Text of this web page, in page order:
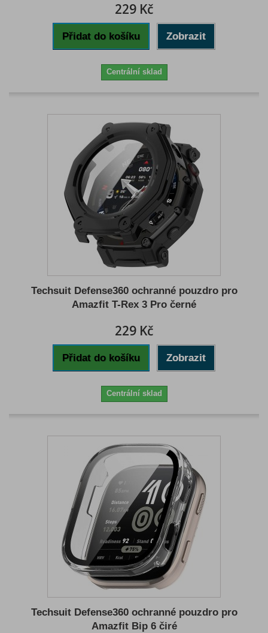
229 Kč
Přidat do košíku Zobrazit
Centrální sklad
Techsuit Defense360 ochranné pouzdro pro
Amazfit T-Rex 3 Pro černé
229 Kč
Přidat do košíku Zobrazit
Centrální sklad
Techsuit Defense360 ochranné pouzdro pro
Amazfit Bip 6 čiré